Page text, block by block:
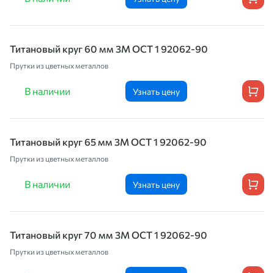
Титановый круг 60 мм 3М OCT 1 92062-90
Прутки из цветных металлов
В наличии Узнать цену
Титановый круг 65 мм 3М OCT 1 92062-90
Прутки из цветных металлов
В наличии Узнать цену
Титановый круг 70 мм 3М OCT 1 92062-90
Прутки из цветных металлов